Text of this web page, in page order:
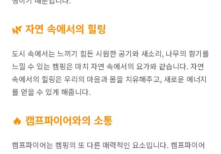
🌿 자연 속에서의 힐링
도시 속에서는 느끼기 힘든 시원한 공기와 새소리, 나무의 향기를
느낄 수 있는 캠핑은 마치 자연 속에서의 요가와 같습니다. 자연
속에서의 힐링은 우리의 마음과 몸을 치유해주고, 새로운 에너지
를 얻을 수 있게 해줍니다.
🔥 캠프파이어와의 소통
캠프파이어는 캠핑의 또 다른 매력적인 요소입니다. 캠프파이어